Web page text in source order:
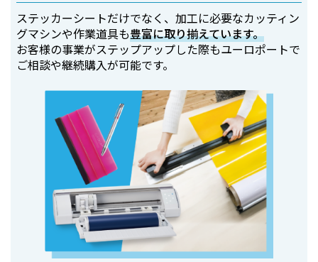
ステッカーシートだけでなく、加工に必要なカッティン
グマシンや作業道具も豊富に取り揃えています。
お客様の事業がステップアップした際もユーロポートで
ご相談や継続購入が可能です。